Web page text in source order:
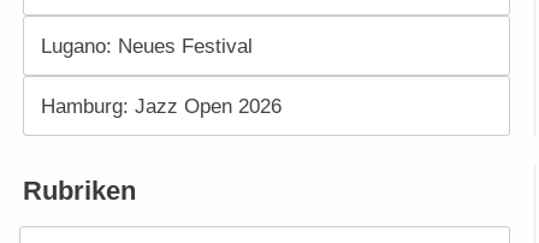
Lugano: Neues Festival
Hamburg: Jazz Open 2026
Rubriken